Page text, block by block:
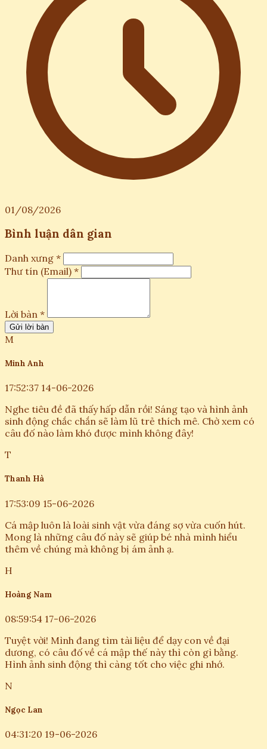
01/08/2026
Bình luận dân gian
Danh xưng *
Thư tín (Email) *
Lời bàn *
Gửi lời bàn
M
Minh Anh
17:52:37 14-06-2026
Nghe tiêu đề đã thấy hấp dẫn rồi! Sáng tạo và hình ảnh
sinh động chắc chắn sẽ làm lũ trẻ thích mê. Chờ xem có
câu đố nào làm khó được mình không đây!
T
Thanh Hà
17:53:09 15-06-2026
Cá mập luôn là loài sinh vật vừa đáng sợ vừa cuốn hút.
Mong là những câu đố này sẽ giúp bé nhà mình hiểu
thêm về chúng mà không bị ám ảnh ạ.
H
Hoàng Nam
08:59:54 17-06-2026
Tuyệt vời! Mình đang tìm tài liệu để dạy con về đại
dương, có câu đố về cá mập thế này thì còn gì bằng.
Hình ảnh sinh động thì càng tốt cho việc ghi nhớ.
N
Ngọc Lan
04:31:20 19-06-2026